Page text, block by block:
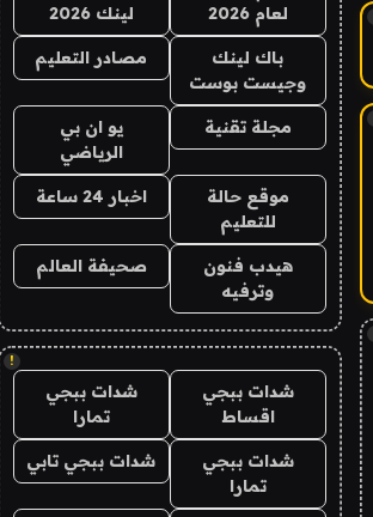
لعام 2026
لينك 2026
باك لينك
وجيست بوست
مصادر التعليم
مجلة تقنية
يو ان بي
الرياضي
موقع حالة
للتعليم
اخبار 24 ساعة
هيدب فنون
وترفيه
صحيفة العالم
!
شدات ببجي
اقساط
شدات ببجي
تمارا
شدات ببجي
تمارا
شدات ببجي تابي